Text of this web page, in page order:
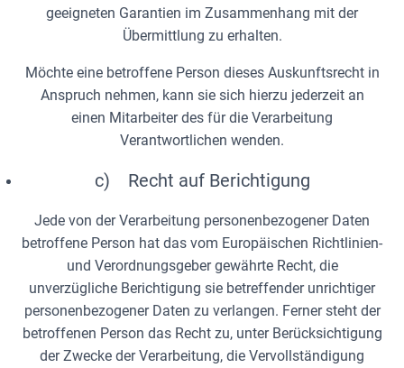
geeigneten Garantien im Zusammenhang mit der
Übermittlung zu erhalten.
Möchte eine betroffene Person dieses Auskunftsrecht in
Anspruch nehmen, kann sie sich hierzu jederzeit an
einen Mitarbeiter des für die Verarbeitung
Verantwortlichen wenden.
c) Recht auf Berichtigung
Jede von der Verarbeitung personenbezogener Daten
betroffene Person hat das vom Europäischen Richtlinien-
und Verordnungsgeber gewährte Recht, die
unverzügliche Berichtigung sie betreffender unrichtiger
personenbezogener Daten zu verlangen. Ferner steht der
betroffenen Person das Recht zu, unter Berücksichtigung
der Zwecke der Verarbeitung, die Vervollständigung